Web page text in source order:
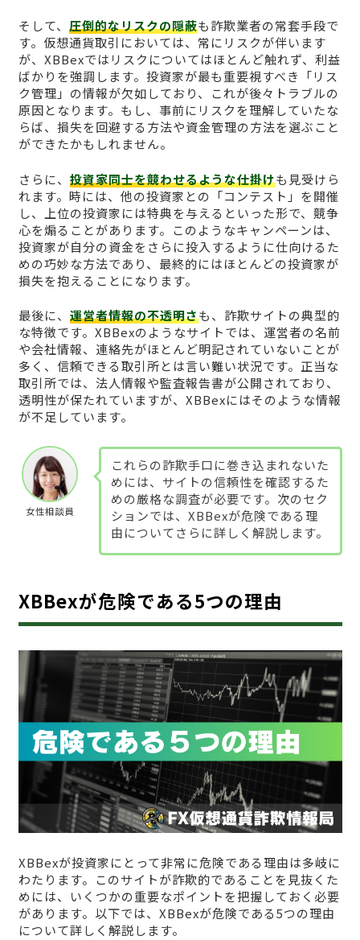
そして、 圧倒的なリスクの隠蔽も詐欺業者の常套手段で
す。仮想通貨取引においては、常にリスクが伴います
が、XBBexではリスクについてはほとんど触れず、利益
ばかりを強調します。投資家が最も重要視すべき「リス
ク管理」の情報が欠如しており、これが後々トラブルの
原因となります。もし、事前にリスクを理解していたな
らば、損失を回避する方法や資金管理の方法を選ぶこと
ができたかもしれません。
さらに、 投資家同士を競わせるような仕掛けも見受けら
れます。時には、他の投資家との「コンテスト」を開催
し、上位の投資家には特典を与えるといった形で、競争
心を煽ることがあります。このようなキャンペーンは、
投資家が自分の資金をさらに投入するように仕向けるた
めの巧妙な方法であり、最終的にはほとんどの投資家が
損失を抱えることになります。
最後に、 運営者情報の不透明さも、詐欺サイトの典型的
な特徴です。XBBexのようなサイトでは、運営者の名前
や会社情報、連絡先がほとんど明記されていないことが
多く、信頼できる取引所とは言い難い状況です。正当な
取引所では、法人情報や監査報告書が公開されており、
透明性が保たれていますが、XBBexにはそのような情報
が不足しています。
女性相談員
これらの詐欺手口に巻き込まれないた
めには、サイトの信頼性を確認するた
めの厳格な調査が必要です。次のセク
ションでは、XBBexが危険である理
由についてさらに詳しく解説します。
XBBexが危険である5つの理由
XBBexが投資家にとって非常に危険である理由は多岐に
わたります。このサイトが詐欺的であることを見抜くた
めには、いくつかの重要なポイントを把握しておく必要
があります。以下では、XBBexが危険である5つの理由
について詳しく解説します。